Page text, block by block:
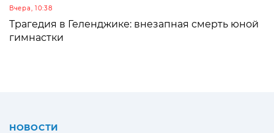
Вчера, 10:38
Трагедия в Геленджике: внезапная смерть юной
гимнастки
НОВОСТИ